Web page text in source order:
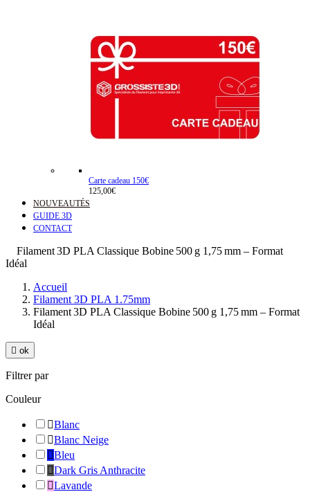
Carte cadeau 150€
125,00€
NOUVEAUTÉS
GUIDE 3D
CONTACT
Filament 3D PLA Classique Bobine 500 g 1,75 mm – Format
Idéal
Accueil
Filament 3D PLA 1.75mm
Filament 3D PLA Classique Bobine 500 g 1,75 mm – Format
Idéal
 ok
Filtrer par
Couleur
Blanc
Blanc Neige
Bleu
Dark Gris Anthracite
Lavande